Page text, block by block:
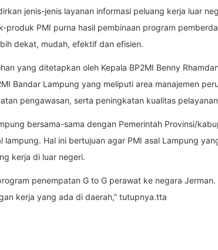
jenis-jenis layanan informasi peluang kerja luar
PMI purna hasil pembinaan program
dekat, mudah, efektif dan efisien.
yang ditetapkan oleh Kepala BP2MI Benny
Bandar Lampung yang meliputi area manajemen
pengawasan, serta peningkatan kualitas
bersama-sama dengan Pemerintah Provinsi/
Hal ini bertujuan agar PMI asal Lampung
kerja di luar negeri.
penempatan G to G perawat ke negara
kerja yang ada di daerah,” tutupnya.tta